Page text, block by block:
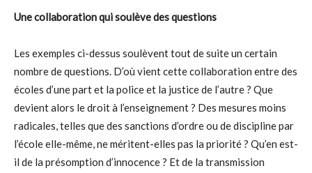
Une collaboration qui soulève des questions
Les exemples ci-dessus soulèvent tout de suite un certain
nombre de questions. D’où vient cette collaboration entre des
écoles d’une part et la police et la justice de l’autre ? Que
devient alors le droit à l’enseignement ? Des mesures moins
radicales, telles que des sanctions d’ordre ou de discipline par
l’école elle-même, ne méritent-elles pas la priorité ? Qu’en est-
il de la présomption d’innocence ? Et de la transmission